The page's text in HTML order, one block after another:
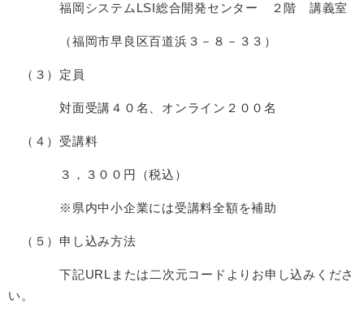
福岡システムLSI総合開発センター ２階 講義室
（福岡市早良区百道浜３－８－３３）
（３）定員
対面受講４０名、オンライン２００名
（４）受講料
３，３００円（税込）
※県内中小企業には受講料全額を補助
（５）申し込み方法
下記URLまたは二次元コードよりお申し込みくださ
い。